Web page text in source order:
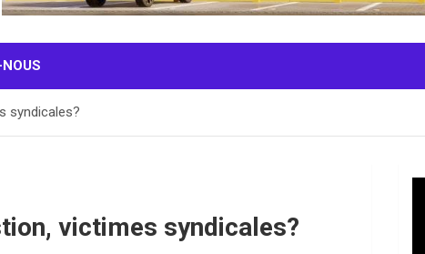
syndicales?
victimes syndicales?